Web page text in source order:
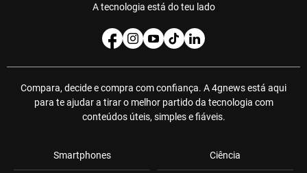
A tecnologia está do teu lado
Compara, decide e compra com confiança. A 4gnews está aqui
para te ajudar a tirar o melhor partido da tecnologia com
conteúdos úteis, simples e fiáveis.
Smartphones Ciência